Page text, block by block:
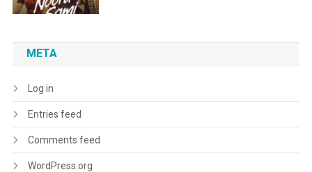
META
Log in
Entries feed
Comments feed
WordPress.org